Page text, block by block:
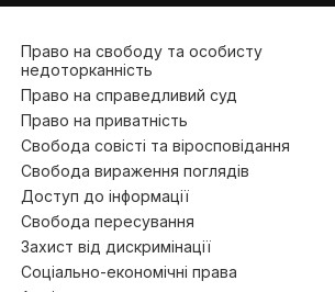
Право на свободу та особисту
недоторканність
Право на справедливий суд
Право на приватність
Свобода совісті та віросповідання
Свобода вираження поглядів
Доступ до інформації
Свобода пересування
Захист від дискримінації
Соціально-економічні права